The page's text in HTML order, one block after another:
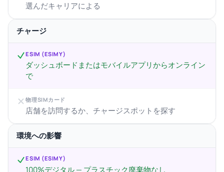
選んだキャリアによる
チャージ
ESIM (ESIMY)
ダッシュボードまたはモバイルアプリからオンライン
で
物理SIMカード
店舗を訪問するか、チャージスポットを探す
環境への影響
ESIM (ESIMY)
100%デジタル — プラスチック廃棄物なし